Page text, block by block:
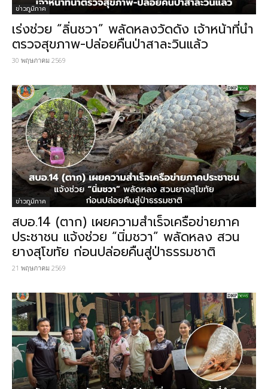
ข่าวภูมิภาค
เร่งช่วย “ลิ่นชวา” พลัดหลงวัดดัง เจ้าหน้าที่นำ
ตรวจสุขภาพ-ปล่อยคืนป่าสาละวินแล้ว
30 พฤษภาคม 2569
ข่าวภูมิภาค
สบอ.14 (ตาก) เผยความสำเร็จเครือข่ายภาค
ประชาชน แจ้งช่วย “นิ่มชวา” พลัดหลง สวน
ยางสุโขทัย ก่อนปล่อยคืนสู่ป่าธรรมชาติ
21 พฤษภาคม 2569